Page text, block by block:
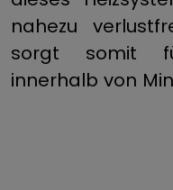
nahezu
sorgt somit
innerhalb von